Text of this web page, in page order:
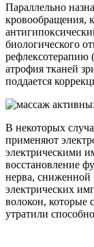
Параллельно
кровообращения,
биологического
рефлексотерапию
атрофия тканей
поддается
В некоторых
применяют
электрическими
восстановление
нерва, сниженной
электрических
волокон, которые
утратили